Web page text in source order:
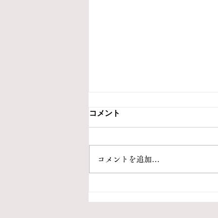
5月・6月の状況
コメント
コメントを追加…